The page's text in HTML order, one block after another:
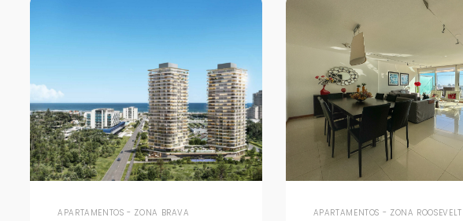
APARTAMENTOS - ZONA BRAVA APARTAMENTOS - ZONA ROOSEVELT